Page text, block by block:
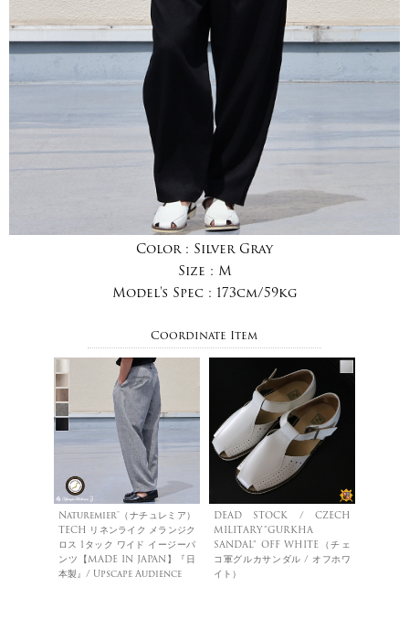
Color : Silver Gray
Size : M
Model's Spec : 173cm/59kg
Coordinate Item
Naturemier™️（ナチュレミア）
TECH リネンライク メランジク
ロス 1タック ワイド イージーパ
ンツ【MADE IN JAPAN】『日
本製』/ Upscape Audience
DEAD STOCK / CZECH
MILITARY”GURKHA
SANDAL” OFF WHITE（チェ
コ軍グルカサンダル / オフホワ
イト）